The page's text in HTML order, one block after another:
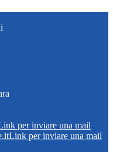
per inviare una mail
Link per inviare una mail